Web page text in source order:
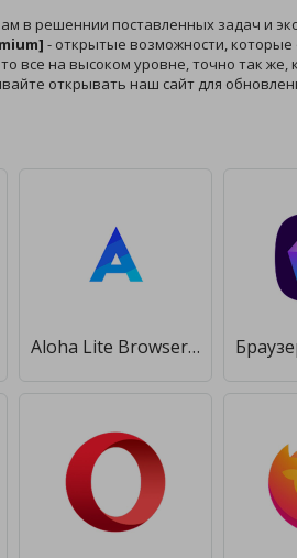
в решеннии поставленных задач и
- открытые возможности,
все на высоком уровне, точно так
открывать наш сайт для
Aloha Lite Browser - Приватный браузер и VPN [Premium]